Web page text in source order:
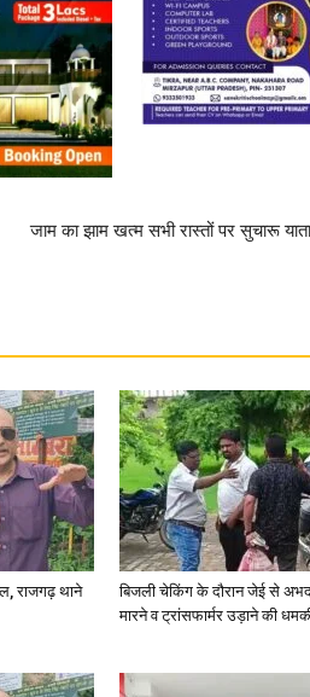
News
जाम का झाम खत्म सभी रास्तों पर सुचारू
राजगढ़ थाने
बिजली चेकिंग के दौरान जेई से
मारने व ट्रांसफार्मर उड़ाने की